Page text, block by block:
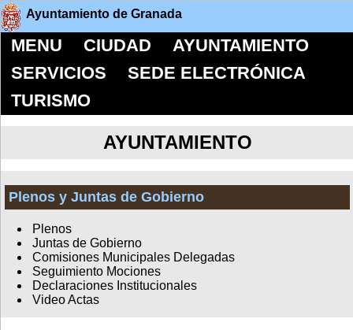
Ayuntamiento de Granada
MENU CIUDAD
AYUNTAMIENTO
SERVICIOS
SEDE ELECTRÓNICA
TURISMO
AYUNTAMIENTO
Plenos y Juntas de Gobierno
Plenos
Juntas de Gobierno
Comisiones Municipales Delegadas
Seguimiento Mociones
Declaraciones Institucionales
Video Actas